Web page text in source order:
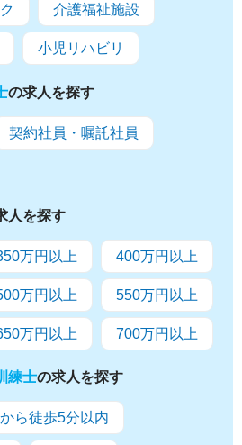
介護福祉施設
小児リハビリ
の求人を探す
契約社員・嘱託社員
人を探す
万円以上 400万円以上
万円以上 550万円以上
万円以上 700万円以上
練士の求人を探す
ら徒歩5分以内